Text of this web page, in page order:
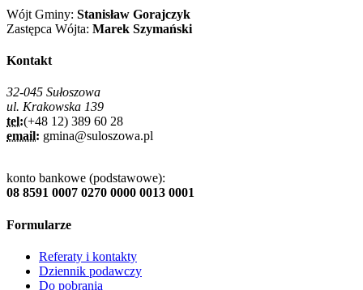
Wójt Gminy: Stanisław Gorajczyk
Zastępca Wójta: Marek Szymański
Kontakt
32-045 Sułoszowa
ul. Krakowska 139
tel:(+48 12) 389 60 28
email: gmina@suloszowa.pl
konto bankowe (podstawowe):
08 8591 0007 0270 0000 0013 0001
Formularze
Referaty i kontakty
Dziennik podawczy
Do pobrania